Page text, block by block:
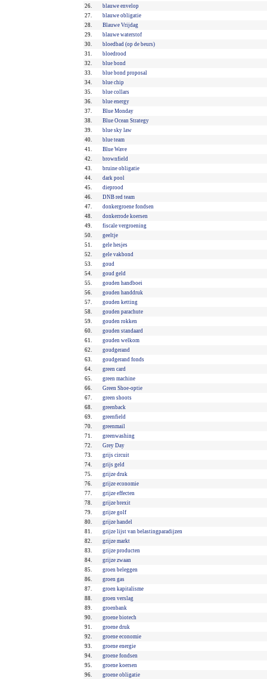
26.
blauwe envelop
27.
blauwe obligatie
28.
Blauwe Vrijdag
29.
blauwe waterstof
30.
bloedbad (op de beurs)
31.
bloedrood
32.
blue bond
33.
blue bond proposal
34.
blue chip
35.
blue collars
36.
blue energy
37.
Blue Monday
38.
Blue Ocean Strategy
39.
blue sky law
40.
blue team
41.
Blue Wave
42.
brownfield
43.
bruine obligatie
44.
dark pool
45.
dieprood
46.
DNB red team
47.
donkergroene fondsen
48.
donkerrode koersen
49.
fiscale vergroening
50.
geeltje
51.
gele hesjes
52.
gele vakbond
53.
goud
54.
goud geld
55.
gouden handboei
56.
gouden handdruk
57.
gouden ketting
58.
gouden parachute
59.
gouden rokken
60.
gouden standaard
61.
gouden welkom
62.
goudgerand
63.
goudgerand fonds
64.
green card
65.
green machine
66.
Green Shoe-optie
67.
green shoots
68.
greenback
69.
greenfield
70.
greenmail
71.
greenwashing
72.
Grey Day
73.
grijs circuit
74.
grijs geld
75.
grijze druk
76.
grijze economie
77.
grijze effecten
78.
grijze brexit
79.
grijze golf
80.
grijze handel
81.
grijze lijst van belastingparadijzen
82.
grijze markt
83.
grijze producten
84.
grijze zwaan
85.
groen beleggen
86.
groen gas
87.
groen kapitalisme
88.
groen verslag
89.
groenbank
90.
groene biotech
91.
groene druk
92.
groene economie
93.
groene energie
94.
groene fondsen
95.
groene koersen
96.
groene obligatie